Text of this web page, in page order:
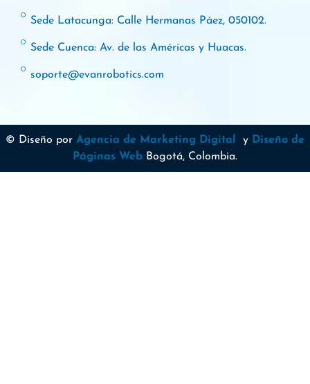
Sede Latacunga: Calle Hermanas Páez, 050102.
Sede Cuenca: Av. de las Américas y Huacas.
soporte@evanrobotics.com
© Diseño por Agencia de Marketing Digital y Diseño de
Páginas Web Bogotá, Colombia.